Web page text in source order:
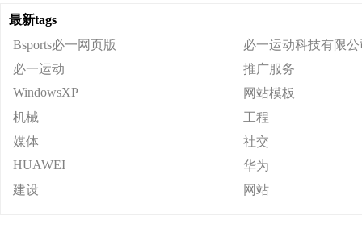
最新tags
Bsports必一网页版
必一运动科技有限公
必一运动
推广服务
WindowsXP
网站模板
机械
工程
媒体
社交
HUAWEI
华为
建设
网站